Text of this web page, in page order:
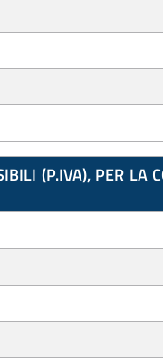
(P.IVA), PER LA